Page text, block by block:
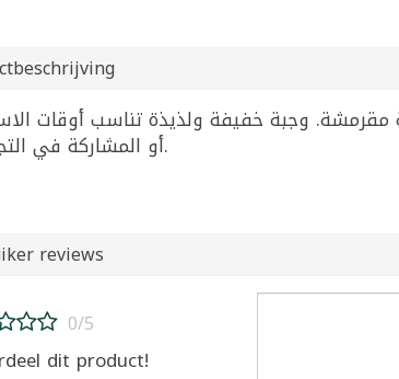
مع كل قضمة مقرمشة. وجبة خفيفة ولذيذة تناسب أوقات
أو المشاركة في التجمعات.
reviews
0/5
dit product!